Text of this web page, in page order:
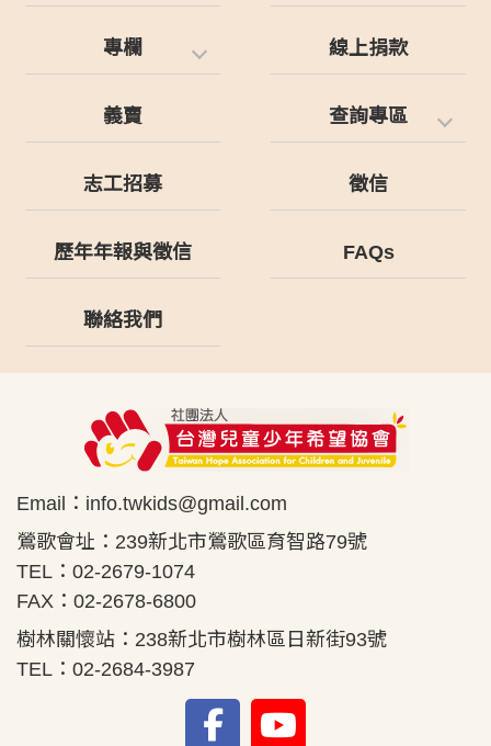
專欄 線上捐款
義賣 查詢專區
志工招募 徵信
歷年年報與徵信 FAQs
聯絡我們
Email： info.twkids@gmail.com
鶯歌會址：239新北市鶯歌區育智路79號
TEL：02-2679-1074
FAX：02-2678-6800
樹林關懷站：238新北市樹林區日新街93號
TEL：02-2684-3987